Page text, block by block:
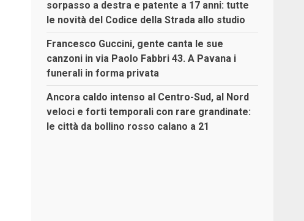
sorpasso a destra e patente a 17 anni: tutte
le novità del Codice della Strada allo studio
Francesco Guccini, gente canta le sue
canzoni in via Paolo Fabbri 43. A Pavana i
funerali in forma privata
Ancora caldo intenso al Centro-Sud, al Nord
veloci e forti temporali con rare grandinate:
le città da bollino rosso calano a 21